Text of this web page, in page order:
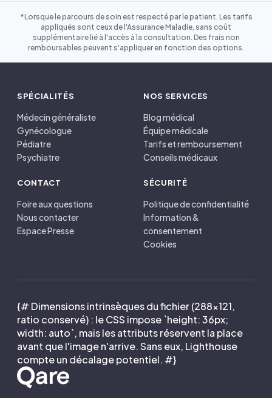
*Lorsque le parcours de soin est respecté par le patient. Les tarifs
appliqués sont ceux de l'Assurance Maladie, sans coût
supplémentaire lié à l'accès à la consultation. Des frais non
remboursables peuvent s'appliquer en fonction des options.
SPÉCIALITÉS
Médecin généraliste
Gynécologue
Pédiatre
Psychiatre
NOS SERVICES
Blog médical
Équipe médicale
Tarifs et remboursement
Conseils médicaux
CONTACT
Foire aux questions
Nous contacter
Espace Presse
SÉCURITÉ
Politique de confidentialité
Information &
consentement
Cookies
{# Dimensions intrinsèques du fichier (288×121,
ratio conservé) : le CSS impose `height: 36px;
width: auto`, mais les attributs réservent la place
avant que l'image n'arrive. Sans eux, Lighthouse
compte un décalage potentiel. #}